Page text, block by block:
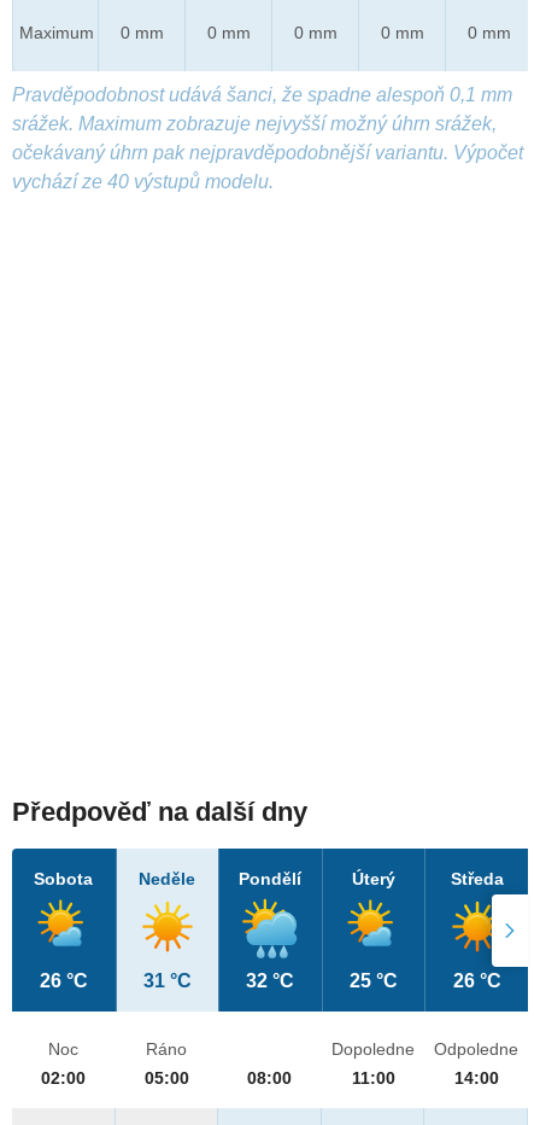
Maximum 0 mm 0 mm 0 mm 0 mm 0 mm
Pravděpodobnost udává šanci, že spadne alespoň 0,1 mm
srážek. Maximum zobrazuje nejvyšší možný úhrn srážek,
očekávaný úhrn pak nejpravděpodobnější variantu. Výpočet
vychází ze 40 výstupů modelu.
Předpověď na další dny
Sobota
26 °C
Neděle
31 °C
Pondělí
32 °C
Úterý
25 °C
Středa
26 °C
Noc
02:00
Ráno
05:00
08:00
Dopoledne
11:00
Odpoledne
14:00